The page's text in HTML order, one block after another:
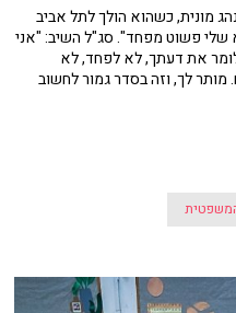
מונית, כשהוא הולך לתל אביב
שלי פשוט מפחד". סג"ל השיב: "אני
את דעתך, לא לפחד, לא
לך, וזה בסדר גמור לחשוב